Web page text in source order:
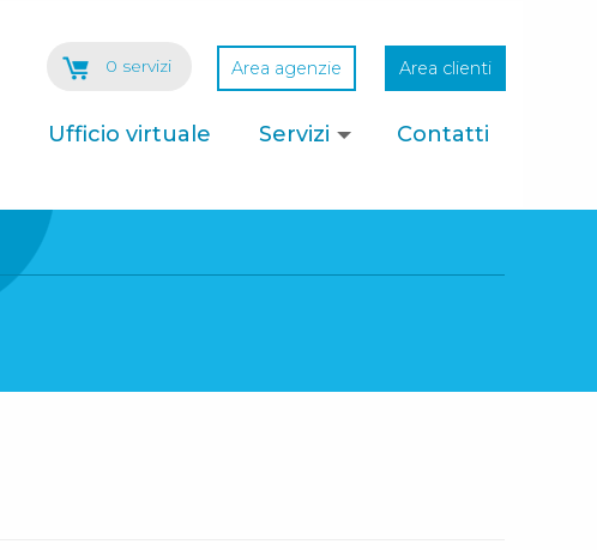
0 servizi Area agenzie Area clienti
Ufficio virtuale Servizi Contatti